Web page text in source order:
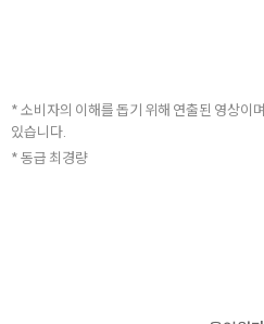
* 소비자의 이해를 돕기 위해 연출된 영상이
있습니다.
* 동급 최경량